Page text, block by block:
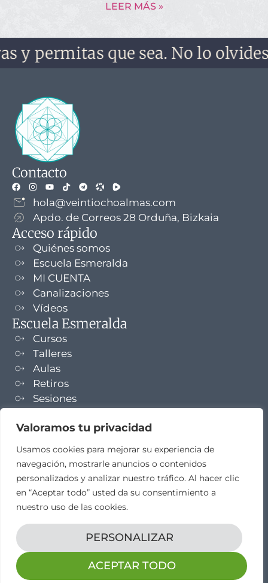
Valoramos tu privacidad
Usamos cookies para mejorar su experiencia de
navegación, mostrarle anuncios o contenidos
personalizados y analizar nuestro tráfico. Al hacer clic
en “Aceptar todo” usted da su consentimiento a
nuestro uso de las cookies.
PERSONALIZAR
ACEPTAR TODO
LEER MÁS »
que sea. No lo olvides, no te
Contacto
hola@veintiochoalmas.com
Apdo. de Correos 28 Orduña, Bizkaia
Acceso rápido
Quiénes somos
Escuela Esmeralda
MI CUENTA
Canalizaciones
Vídeos
Escuela Esmeralda
Cursos
Talleres
Aulas
Retiros
Sesiones
NEWSLETTER
TELEGRAM
Aviso legal
Diseño web por elestudio28​